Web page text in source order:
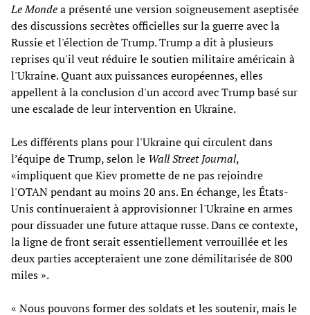
Le Mondea présenté une version soigneusement aseptisée
des discussions secrètes officielles sur la guerre avec la
Russie et l'élection de Trump. Trump a dit à plusieurs
reprises qu'il veut réduire le soutien militaire américain à
l'Ukraine. Quant aux puissances européennes, elles
appellent à la conclusion d'un accord avec Trump basé sur
une escalade de leur intervention en Ukraine.
Les différents plans pour l'Ukraine qui circulent dans
l’équipe de Trump, selon le Wall Street Journal,
«impliquent que Kiev promette de ne pas rejoindre
l'OTAN pendant au moins 20 ans. En échange, les États-
Unis continueraient à approvisionner l'Ukraine en armes
pour dissuader une future attaque russe. Dans ce contexte,
la ligne de front serait essentiellement verrouillée et les
deux parties accepteraient une zone démilitarisée de 800
miles ».
« Nous pouvons former des soldats et les soutenir, mais le